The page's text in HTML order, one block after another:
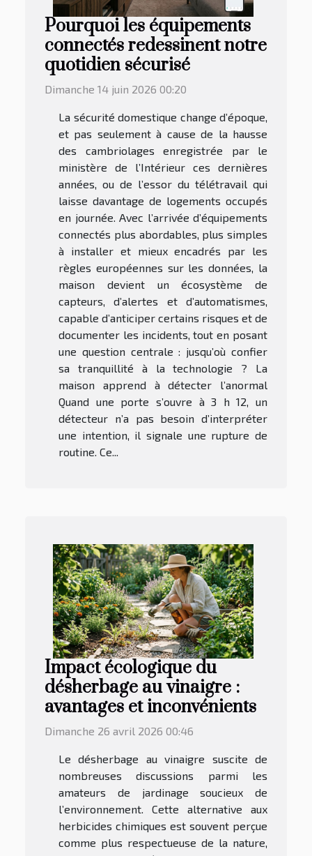
Pourquoi les équipements
connectés redessinent notre
quotidien sécurisé
Dimanche 14 juin 2026 00:20
La sécurité domestique change d’époque,
et pas seulement à cause de la hausse
des cambriolages enregistrée par le
ministère de l’Intérieur ces dernières
années, ou de l’essor du télétravail qui
laisse davantage de logements occupés
en journée. Avec l’arrivée d’équipements
connectés plus abordables, plus simples
à installer et mieux encadrés par les
règles européennes sur les données, la
maison devient un écosystème de
capteurs, d’alertes et d’automatismes,
capable d’anticiper certains risques et de
documenter les incidents, tout en posant
une question centrale : jusqu’où confier
sa tranquillité à la technologie ? La
maison apprend à détecter l’anormal
Quand une porte s’ouvre à 3 h 12, un
détecteur n’a pas besoin d’interpréter
une intention, il signale une rupture de
routine. Ce...
Impact écologique du
désherbage au vinaigre :
avantages et inconvénients
Dimanche 26 avril 2026 00:46
Le désherbage au vinaigre suscite de
nombreuses discussions parmi les
amateurs de jardinage soucieux de
l’environnement. Cette alternative aux
herbicides chimiques est souvent perçue
comme plus respectueuse de la nature,